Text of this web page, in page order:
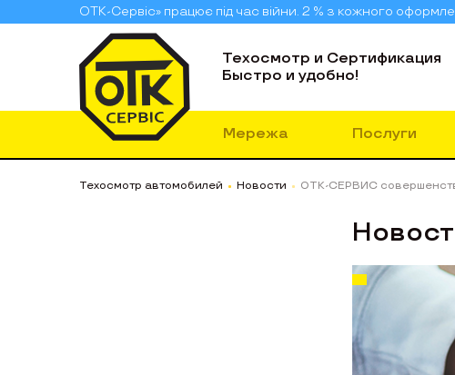
ОТК-Сервіс» працює під час війни. 2 % з кожного
Техосмотр и Сертификация
Быстро и удобно!
Мережа Послуги
Техосмотр автомобилей Новости ОТК-СЕРВИС